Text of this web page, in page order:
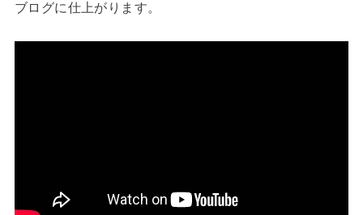
ブログに仕上がります。